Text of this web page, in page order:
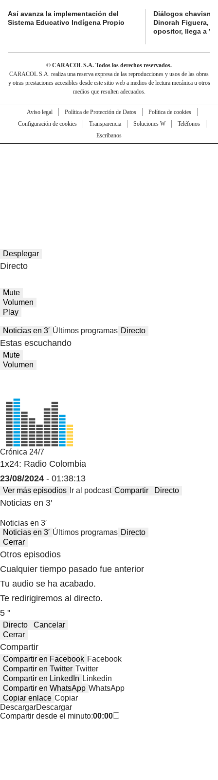
Así avanza la implementación del
Sistema Educativo Indígena Propio
Diálogos
Dinorah Figuera,
opositor, llega a
© CARACOL S.A. Todos los derechos reservados.
CARACOL S.A. realiza una reserva expresa de las reproducciones y usos de las obras
y otras prestaciones accesibles desde este sitio web a medios de lectura mecánica u otros
medios que resulten adecuados.
Aviso legal Política de Protección de Datos
Política de cookies
Configuración de cookies
Transparencia Soluciones W
Teléfonos
Escríbanos
Desplegar
Directo
Mute
Volumen
Play
Noticias en 3′ Últimos programas Directo
Estas escuchando
Mute
Volumen
Crónica 24/7
1x24: Radio Colombia
23/08/2024 - 01:38:13
Ver más episodios Ir al podcast Compartir Directo
Noticias en 3′
Noticias en 3′
Noticias en 3′ Últimos programas Directo
Cerrar
Otros episodios
Cualquier tiempo pasado fue anterior
Tu audio se ha acabado.
Te redirigiremos al directo.
5 "
Directo
Cancelar
Cerrar
Compartir
Compartir en Facebook Facebook
Compartir en Twitter Twitter
Compartir en LinkedIn Linkedin
Compartir en WhatsApp WhatsApp
Copiar enlace Copiar
DescargarDescargar
Compartir desde el minuto:00:00